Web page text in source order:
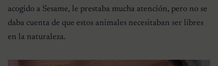
acogido a Sesame, le prestaba mucha atención, pero no se
daba cuenta de que estos animales necesitaban ser libres
en la naturaleza.